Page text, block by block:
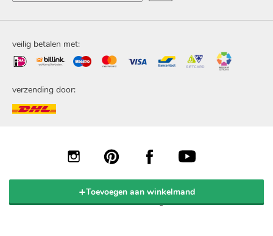
Toevoegen aan winkelmand
mailadres
veilig betalen met:
verzending door: